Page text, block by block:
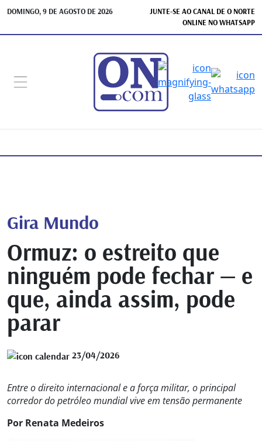
DOMINGO, 9 DE AGOSTO DE 2026
JUNTE-SE AO CANAL DE O NORTE
ONLINE NO WHATSAPP
Gira Mundo
Ormuz: o estreito que
ninguém pode fechar — e
que, ainda assim, pode
parar
23/04/2026
Entre o direito internacional e a força militar, o principal
corredor do petróleo mundial vive em tensão permanente
Por Renata Medeiros